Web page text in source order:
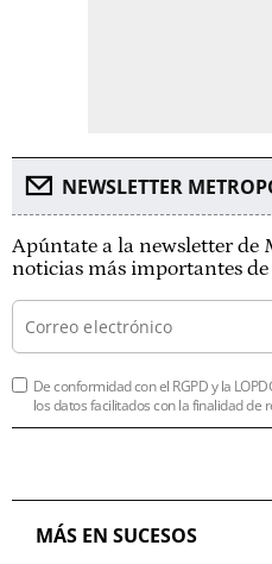
NEWSLETTER
Apúntate a la newsletter de
noticias más importantes
De conformidad con el RGPD y la
los datos facilitados con la finalidad de
MÁS EN SUCESOS